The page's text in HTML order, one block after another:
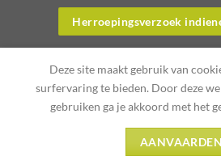
Herroepingsverzoek
PRODUCTINFORMATIE
Copyright 2026 ©
Deze site maakt gebruik van
surfervaring te bieden. Door deze
gebruiken ga je akkoord met het
AANVAARDEN